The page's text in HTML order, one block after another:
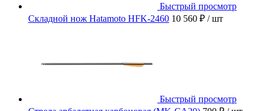
Быстрый просмотр
Складной нож Hatamoto HFK-2460 10 560 ₽ / шт
Быстрый просмотр